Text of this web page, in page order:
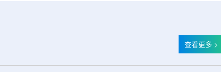
查看更多 >